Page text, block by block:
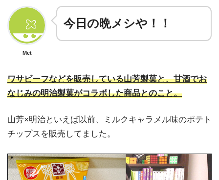
Met
今日の晩メシや！！
ワサビーフなどを販売している山芳製菓と、甘酒でお
なじみの明治製菓がコラボした商品とのこと。
山芳×明治といえば以前、ミルクキャラメル味のポテト
チップスを販売してました。